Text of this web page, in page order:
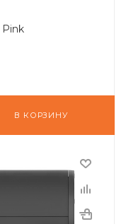
Pink
В КОРЗИНУ